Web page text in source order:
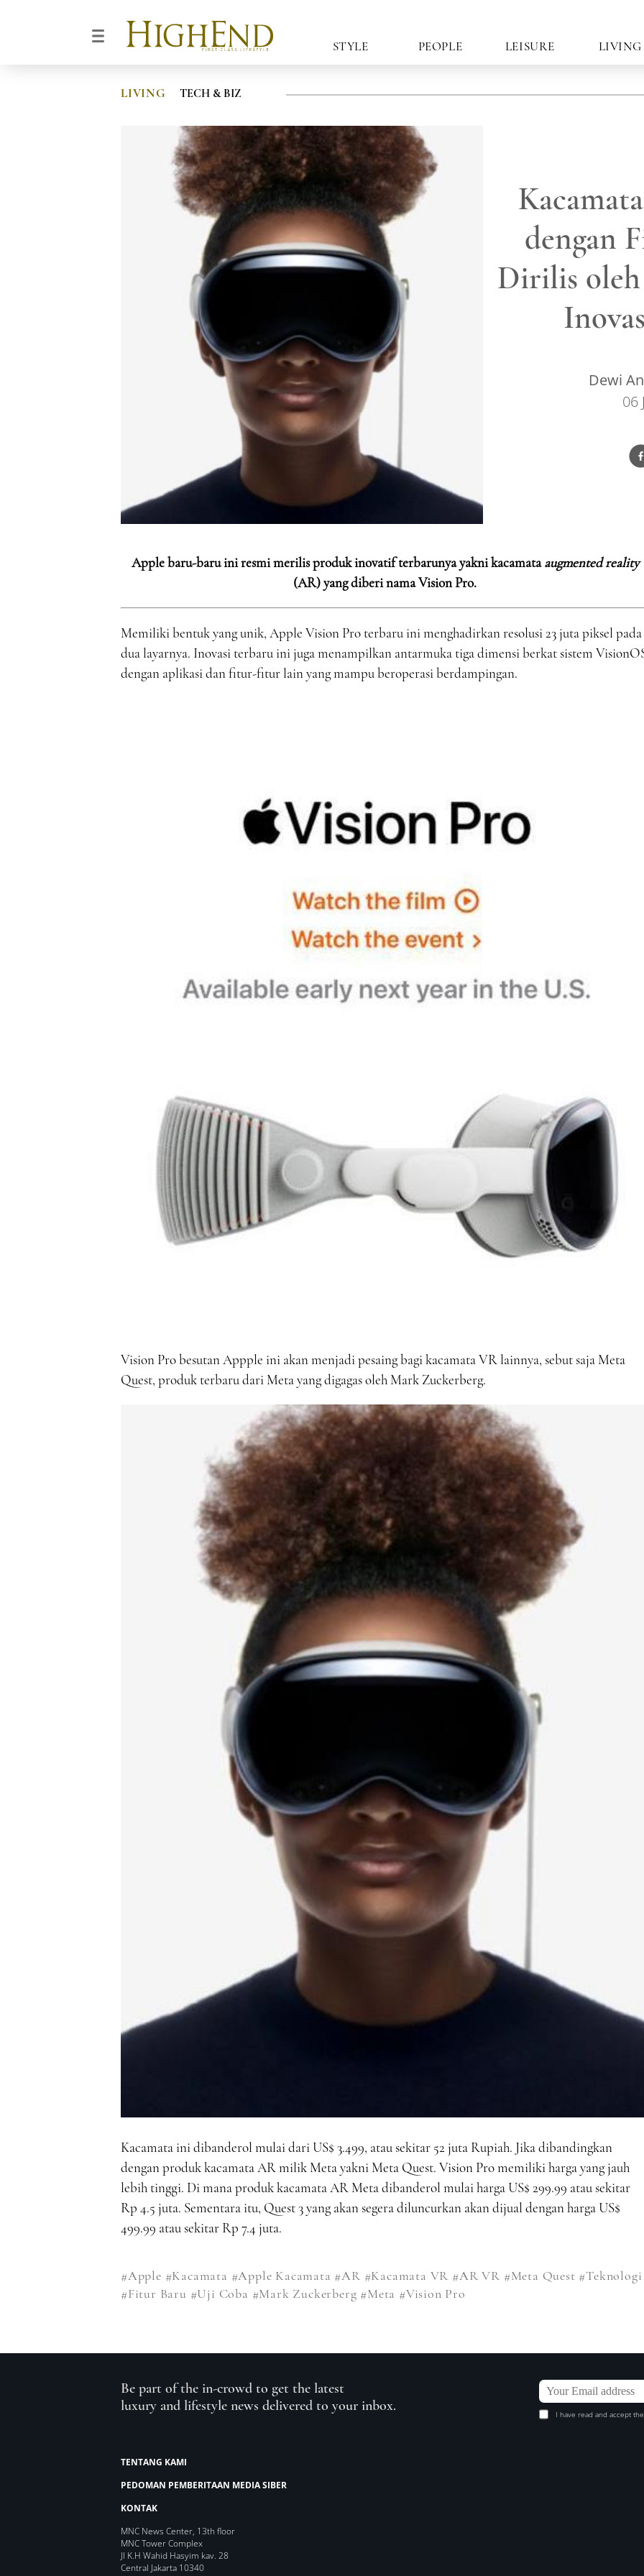
STYLE PEOPLE LEISURE LIVING
LIVING TECH & BIZ
dengan
Dirilis oleh
Dewi
06
Apple baru-baru ini resmi merilis produk inovatif terbarunya yakni kacamataaugmented reality
(AR) yang diberi nama Vision Pro.
Memiliki bentuk yang unik, Apple Vision Pro terbaru ini menghadirkan resolusi 23 juta piksel pada
dua layarnya. Inovasi terbaru ini juga menampilkan antarmuka tiga dimensi berkat sistem
dengan aplikasi dan fitur-fitur lain yang mampu beroperasi berdampingan.
Vision Pro besutan Appple ini akan menjadi pesaing bagi kacamata VR lainnya, sebut saja Meta
Quest, produk terbaru dari Meta yang digagas oleh Mark Zuckerberg.
Kacamata ini dibanderol mulai dari US$ 3.499, atau sekitar 52 juta Rupiah. Jika dibandingkan
dengan produk kacamata AR milik Meta yakni Meta Quest. Vision Pro memiliki harga yang jauh
lebih tinggi. Di mana produk kacamata AR Meta dibanderol mulai harga US$ 299.99 atau sekitar
Rp 4.5 juta. Sementara itu, Quest 3 yang akan segera diluncurkan akan dijual dengan harga US$
499.99 atau sekitar Rp 7.4 juta.
#Apple #Kacamata #Apple Kacamata #AR #Kacamata VR #AR VR #Meta Quest #Teknologi
#Fitur Baru #Uji Coba #Mark Zuckerberg #Meta #Vision Pro
Be part of the in-crowd to get the latest
luxury and lifestyle news delivered to your inbox.
I have read and accept
TENTANG KAMI
PEDOMAN PEMBERITAAN MEDIA SIBER
KONTAK
MNC News Center, 13th floor
MNC Tower Complex
Jl K.H Wahid Hasyim kav. 28
Central Jakarta 10340